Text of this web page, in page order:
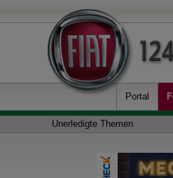
Portal
Unerledigte Themen